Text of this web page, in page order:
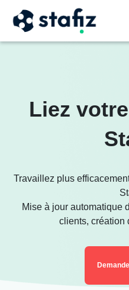
Liez
Travaillez plus
Mise à jour automatique
clients,